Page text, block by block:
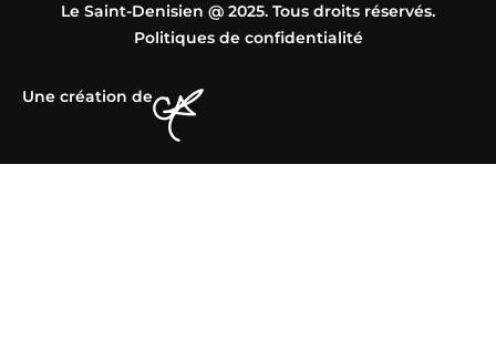
Le Saint-Denisien @ 2025. Tous droits réservés.
Politiques de confidentialité
Une création de